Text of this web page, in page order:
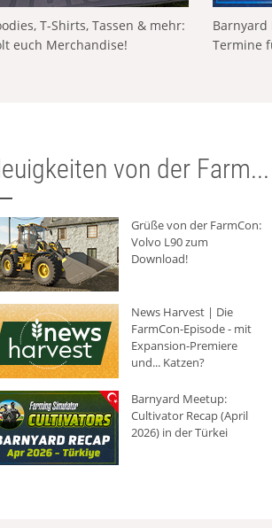
T-Shirts, Tassen & mehr:
euch Merchandise!
Barnyard
Termine
von der Farm...
Grüße von der FarmCon:
Volvo L90 zum
Download!
News Harvest | Die
FarmCon-Episode - mit
Expansion-Premiere
und... Katzen?
Barnyard Meetup:
Cultivator Recap (April
2026) in der Türkei